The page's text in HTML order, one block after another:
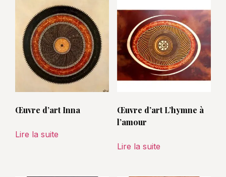
Œuvre d’art Inna
Lire la suite
Œuvre d’art L’hymne à
l’amour
Lire la suite